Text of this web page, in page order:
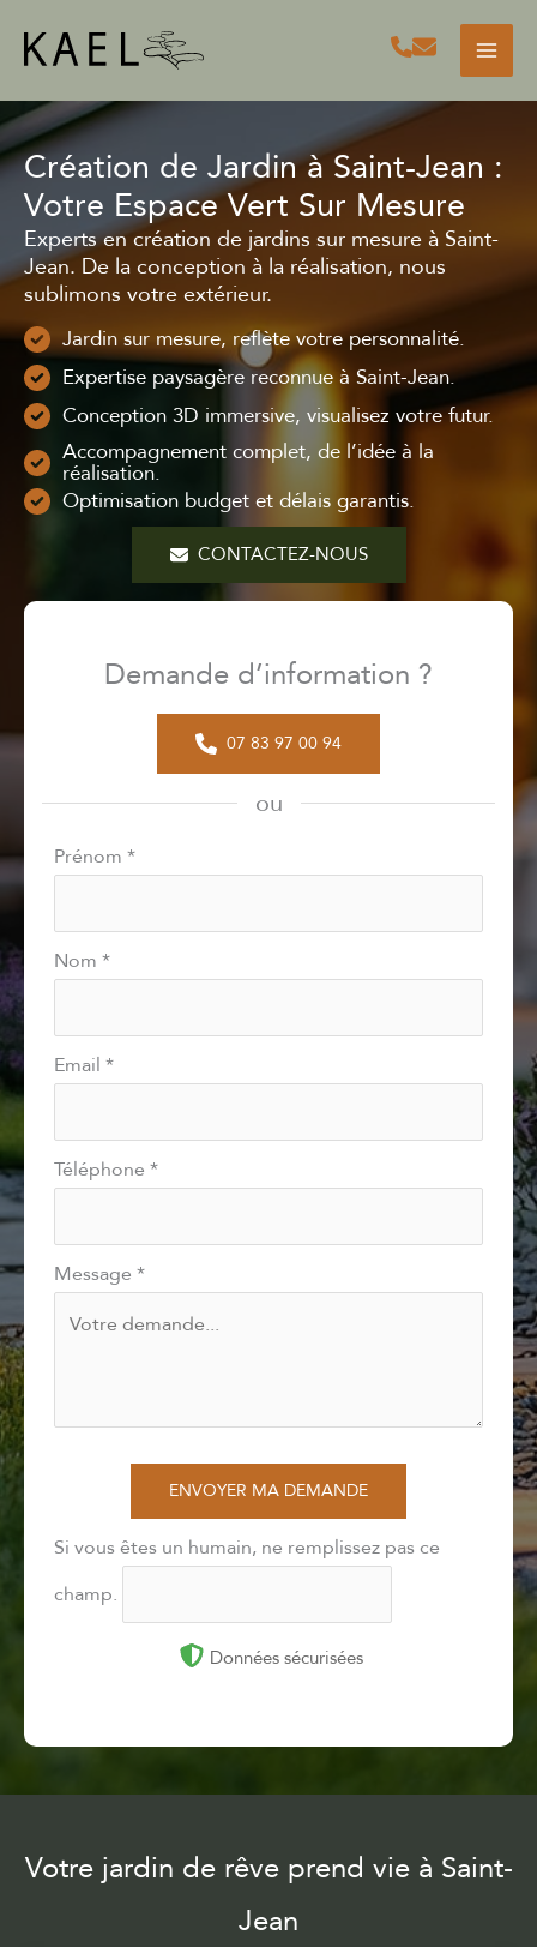
Création de Jardin à Saint-Jean :
Votre Espace Vert Sur Mesure
Experts en création de jardins sur mesure à Saint-
Jean. De la conception à la réalisation, nous
sublimons votre extérieur.
Jardin sur mesure, reflète votre personnalité.
Expertise paysagère reconnue à Saint-Jean.
Conception 3D immersive, visualisez votre futur.
Accompagnement complet, de l’idée à la
réalisation.
Optimisation budget et délais garantis.
CONTACTEZ-NOUS
Demande d’information ?
07 83 97 00 94
ou
Formulaire
avec
téléphone
Prénom *
Nom *
Email *
Téléphone *
Message *
ENVOYER MA DEMANDE
Si vous êtes un humain, ne remplissez pas ce
champ.
Données sécurisées
Votre jardin de rêve prend vie à Saint-
Jean